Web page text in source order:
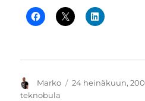
Kirjoittaja
Marko Julkaistu
24 heinäkuun,
teknobula